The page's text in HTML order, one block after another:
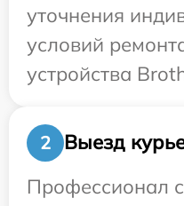
уточнения
условий
устройства
2
Выезд
Профессионал